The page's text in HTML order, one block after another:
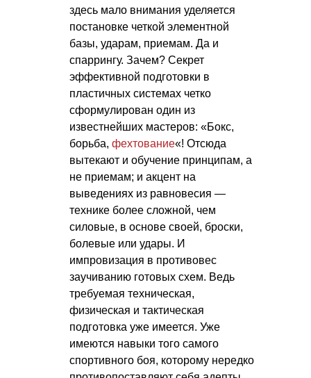
здесь мало внимания уделяется
постановке четкой элементной
базы, ударам, приемам. Да и
спаррингу. Зачем? Секрет
эффективной подготовки в
пластичных системах четко
сформулирован один из
известнейших мастеров: «Бокс,
борьба, фехтование«! Отсюда
вытекают и обучение принципам, а
не приемам; и акцент на
выведениях из равновесия —
технике более сложной, чем
силовые, в основе своей, броски,
болевые или удары. И
импровизация в противовес
заучиванию готовых схем. Ведь
требуемая техническая,
физическая и тактическая
подготовка уже имеется. Уже
имеются навыки того самого
спортивного боя, которому нередко